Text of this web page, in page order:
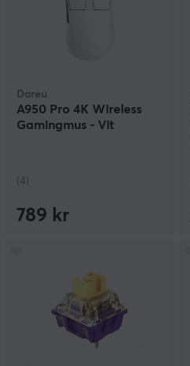
Dareu
A950 Pro 4K Wireless
Gamingmus - Vit
(4)
789 kr